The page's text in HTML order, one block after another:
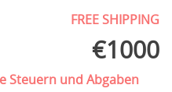
FREE SHIPPING
€1000
Steuern und Abgaben